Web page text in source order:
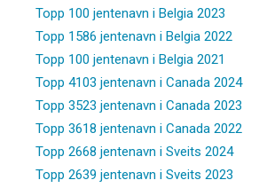
Topp 100 jentenavn i Belgia 2023
Topp 1586 jentenavn i Belgia 2022
Topp 100 jentenavn i Belgia 2021
Topp 4103 jentenavn i Canada 2024
Topp 3523 jentenavn i Canada 2023
Topp 3618 jentenavn i Canada 2022
Topp 2668 jentenavn i Sveits 2024
Topp 2639 jentenavn i Sveits 2023